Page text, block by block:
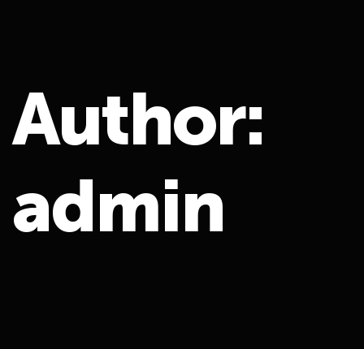
Author:
admin